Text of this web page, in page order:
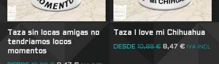
Taza sin locas amigas no
tendriamos locos
momentos
Taza I love mi Chihuahua
DESDE 10,89€ 8,47€ IVA INCL